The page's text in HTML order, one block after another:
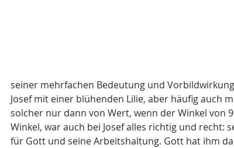
seiner mehrfachen Bedeutung und
Josef mit einer blühenden Lilie, aber häufig auch
solcher nur dann von Wert, wenn der Winkel von
Winkel, war auch bei Josef alles richtig und recht:
für Gott und seine Arbeitshaltung. Gott hat ihm